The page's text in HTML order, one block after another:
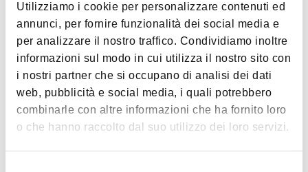
Utilizziamo i cookie per personalizzare contenuti ed
annunci, per fornire funzionalità dei social media e
per analizzare il nostro traffico. Condividiamo inoltre
informazioni sul modo in cui utilizza il nostro sito con
i nostri partner che si occupano di analisi dei dati
web, pubblicità e social media, i quali potrebbero
combinarle con altre informazioni che ha fornito loro
o che hanno raccolto dal suo utilizzo dei loro servizi.
Simoni
BOLOGNA
OTHER